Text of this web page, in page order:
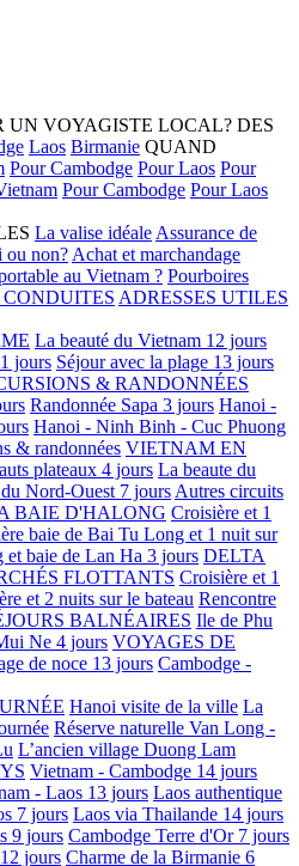
UN VOYAGISTE LOCAL? DES
Laos Birmanie QUAND
Pour Cambodge Pour Laos Pour
Pour Cambodge Pour Laos
La valise idéale Assurance de
ou non? Achat et marchandage
au Vietnam ? Pourboires
ADRESSES UTILES
La beauté du Vietnam 12 jours
jours Séjour avec la plage 13 jours
& RANDONNÉES
Randonnée Sapa 3 jours Hanoi -
Hanoi - Ninh Binh - Cuc Phuong
& randonnées VIETNAM EN
plateaux 4 jours La beaute du
Nord-Ouest 7 jours Autres circuits
BAIE D'HALONG Croisière et 1
baie de Bai Tu Long et 1 nuit sur
et baie de Lan Ha 3 jours DELTA
FLOTTANTS Croisière et 1
et 2 nuits sur le bateau Rencontre
BALNÉAIRES Ile de Phu
Ne 4 jours VOYAGES DE
de noce 13 jours Cambodge -
Hanoi visite de la ville La
Réserve naturelle Van Long -
L’ancien village Duong Lam
Vietnam - Cambodge 14 jours
- Laos 13 jours Laos authentique
7 jours Laos via Thailande 14 jours
9 jours Cambodge Terre d'Or 7 jours
jours Charme de la Birmanie 6